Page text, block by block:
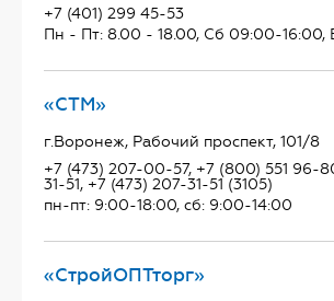
+7 (401) 299 45-53
Пн - Пт: 8.00 - 18.00, Сб 09:00-16:00,
«СТМ»
г.Воронеж, Рабочий проспект, 101/8
+7 (473) 207-00-57, +7 (800) 551 96-
31-51, +7 (473) 207-31-51 (3105)
пн-пт: 9:00-18:00, сб: 9:00-14:00
«СтройОПТторг»